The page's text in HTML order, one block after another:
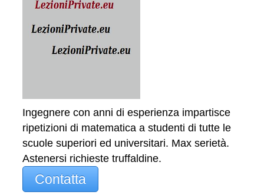
Ingegnere con anni di esperienza impartisce
ripetizioni di matematica a studenti di tutte le
scuole superiori ed universitari. Max serietà.
Astenersi richieste truffaldine.
Contatta